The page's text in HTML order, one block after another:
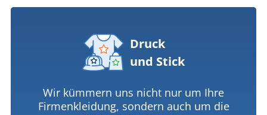
Druck
und Stick
Wir kümmern uns nicht nur um Ihre
Firmenkleidung, sondern auch um die